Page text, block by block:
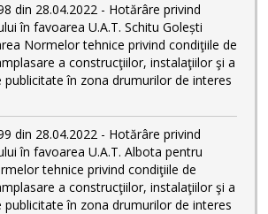
din 28.04.2022 - Hotărâre privind
în favoarea U.A.T. Schitu Golești
Normelor tehnice privind condiţiile de
a construcţiilor, instalaţiilor şi a
în zona drumurilor de interes
din 28.04.2022 - Hotărâre privind
în favoarea U.A.T. Albota pentru
tehnice privind condiţiile de
a construcţiilor, instalaţiilor şi a
în zona drumurilor de interes